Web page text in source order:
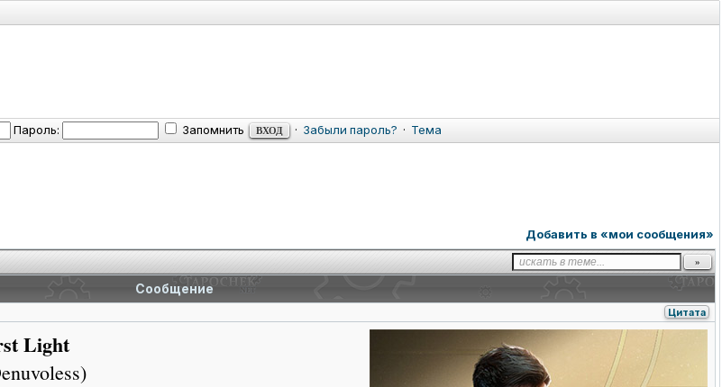
Пароль: Запомнить · Забыли пароль? · Тема
Добавить в «мои сообщения»
Сообщение
Цитата
Light